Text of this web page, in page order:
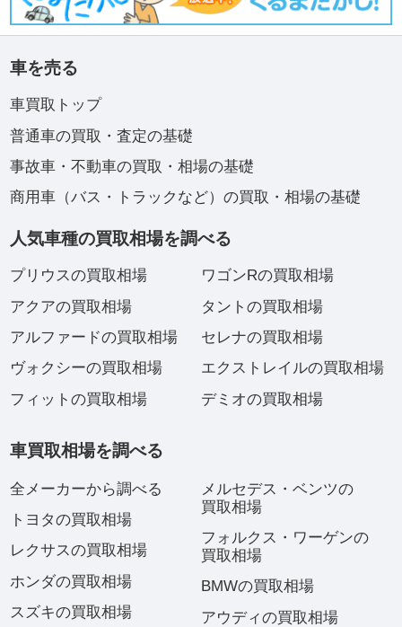
車を売る
車買取トップ
普通車の買取・査定の基礎
事故車・不動車の買取・相場の基礎
商用車（バス・トラックなど）の買取・相場の基礎
人気車種の買取相場を調べる
プリウスの買取相場
アクアの買取相場
アルファードの買取相場
ヴォクシーの買取相場
フィットの買取相場
ワゴンRの買取相場
タントの買取相場
セレナの買取相場
エクストレイルの買取相場
デミオの買取相場
車買取相場を調べる
全メーカーから調べる
トヨタの買取相場
レクサスの買取相場
ホンダの買取相場
スズキの買取相場
メルセデス・ベンツの
買取相場
フォルクス・ワーゲンの
買取相場
BMWの買取相場
アウディの買取相場